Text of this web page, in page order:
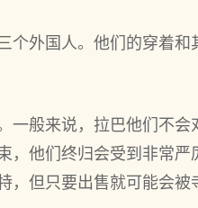
外国人。他们的穿着
般来说，拉巴他们不会
，他们终归会受到非常
但只要出售就可能会被